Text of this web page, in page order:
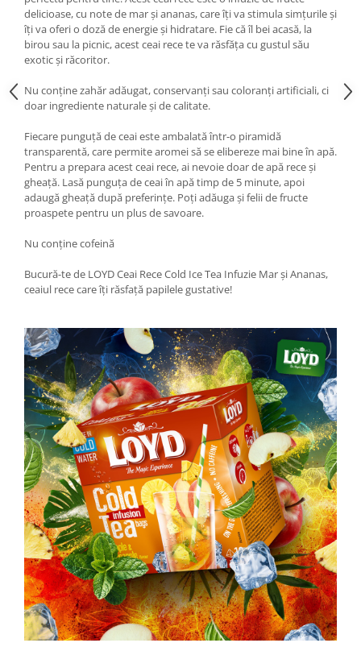
delicioase, cu note de mar și ananas, care îți va stimula simțurile și
îți va oferi o doză de energie și hidratare. Fie că îl bei acasă, la
birou sau la picnic, acest ceai rece te va răsfăța cu gustul său
exotic și răcoritor.
Nu conține zahăr adăugat, conservanți sau coloranți artificiali, ci
doar ingrediente naturale și de calitate.
Fiecare punguță de ceai este ambalată într-o piramidă
transparentă, care permite aromei să se elibereze mai bine în apă.
Pentru a prepara acest ceai rece, ai nevoie doar de apă rece și
gheață. Lasă punguța de ceai în apă timp de 5 minute, apoi
adaugă gheață după preferințe. Poți adăuga și felii de fructe
proaspete pentru un plus de savoare.
Nu conține cofeină
Bucură-te de LOYD Ceai Rece Cold Ice Tea Infuzie Mar și Ananas,
ceaiul rece care îți răsfață papilele gustative!